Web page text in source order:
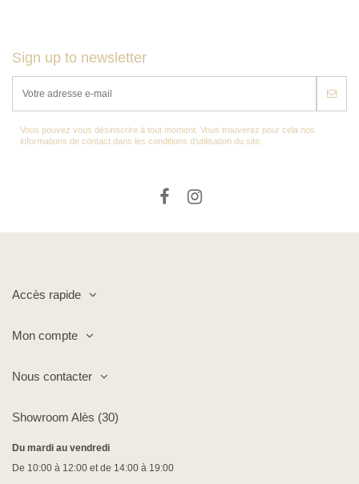
Sign up to newsletter
Vous pouvez vous désinscrire à tout moment. Vous trouverez pour cela nos
informations de contact dans les conditions d'utilisation du site.
Accès rapide
Mon compte
Nous contacter
Showroom Alès (30)
Du mardi au vendredi
De 10:00 à 12:00 et de 14:00 à 19:00